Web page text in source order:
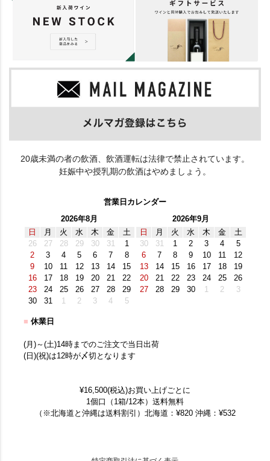
20歳未満の者の飲酒、飲酒運転は法律で禁止されています。
妊娠中や授乳期の飲酒はやめましょう。
営業日カレンダー
2026年8月
日
月 火 水 木 金
土
26
27 28 29 30 31
1
2
3 4 5 6 7
8
9
10 11 12 13 14
15
16
17 18 19 20 21
22
23
24 25 26 27 28
29
30
31 1 2 3 4 5
2026年9月
日
月 火 水 木 金
土
30
31 1 2 3 4
5
6
7 8 9 10 11
12
13
14 15 16 17 18
19
20
21 22 23 24 25
26
27
28 29 30 1 2 3
■ 休業日
(月)～(土)14時までのご注文で当日出荷
(日)(祝)は12時が〆切となります
¥16,500(税込)お買い上げごとに
1個口（1箱/12本）送料無料
（※北海道と沖縄は送料割引）北海道：¥820 沖縄：¥532